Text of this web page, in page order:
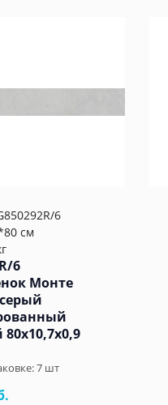
6
см
6
Монте
7 шт